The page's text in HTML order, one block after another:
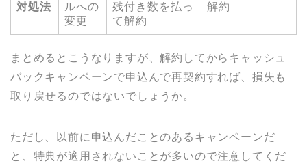
対処法
ルへの
変更
残付き数を払っ
て解約
解約
まとめるとこうなりますが、解約してからキャッシュ
バックキャンペーンで申込んで再契約すれば、損失も
取り戻せるのではないでしょうか。
ただし、以前に申込んだことのあるキャンペーンだ
と、特典が適用されないことが多いので注意してくだ